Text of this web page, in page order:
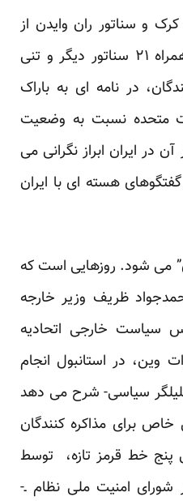
و سناتور ران وایدن از
حزب دموکرات آمریکا، به همراه ۲۱ سناتور دیگر و تنی
در نامه ای به باراک
متحده نسبت به وضعیت
در ایران ابراز نگرانی می
هسته ای با ایران
می شود. روزهایی است که
ظریف وزیر خارجه
سیاست خارجی اتحادیه
وین، در استانبول انجام
سیاسی- شرح می دهد
خاص برای مذاکره کنندگان
پنج خط قرمز تازه،
توسط
شورای امنیت ملی نظام ـ-